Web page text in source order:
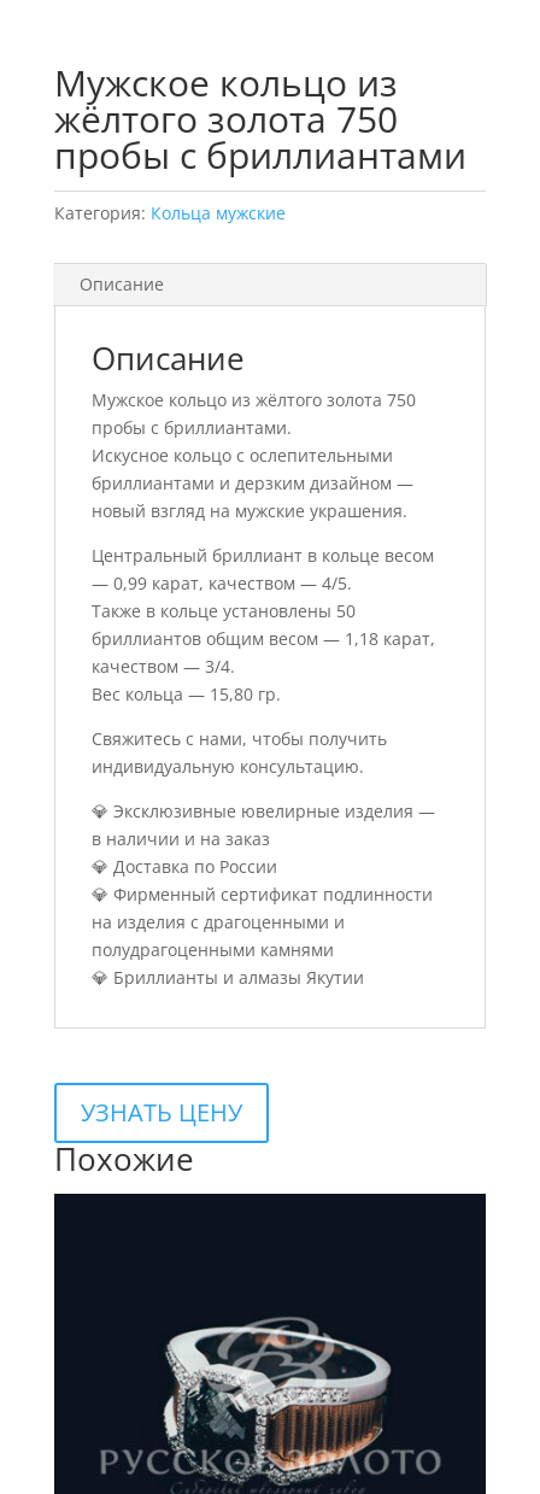
Мужское кольцо из
жёлтого золота 750
пробы с бриллиантами
Категория: Кольца мужские
Описание
Описание
Мужское кольцо из жёлтого золота 750
пробы с бриллиантами.
Искусное кольцо с ослепительными
бриллиантами и дерзким дизайном —
новый взгляд на мужские украшения.
Центральный бриллиант в кольце весом
— 0,99 карат, качеством — 4/5.
Также в кольце установлены 50
бриллиантов общим весом — 1,18 карат,
качеством — 3/4.
Вес кольца — 15,80 гр.
Свяжитесь с нами, чтобы получить
индивидуальную консультацию.
💎 Эксклюзивные ювелирные изделия —
в наличии и на заказ
💎 Доставка по России
💎 Фирменный сертификат подлинности
на изделия с драгоценными и
полудрагоценными камнями
💎 Бриллианты и алмазы Якутии
УЗНАТЬ ЦЕНУ
Похожие